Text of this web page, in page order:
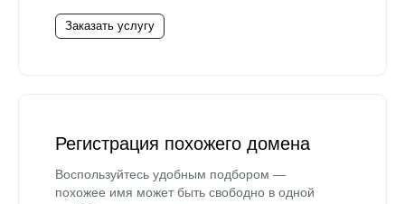
Заказать услугу
Регистрация похожего домена
Воспользуйтесь удобным подбором —
похожее имя может быть свободно в одной